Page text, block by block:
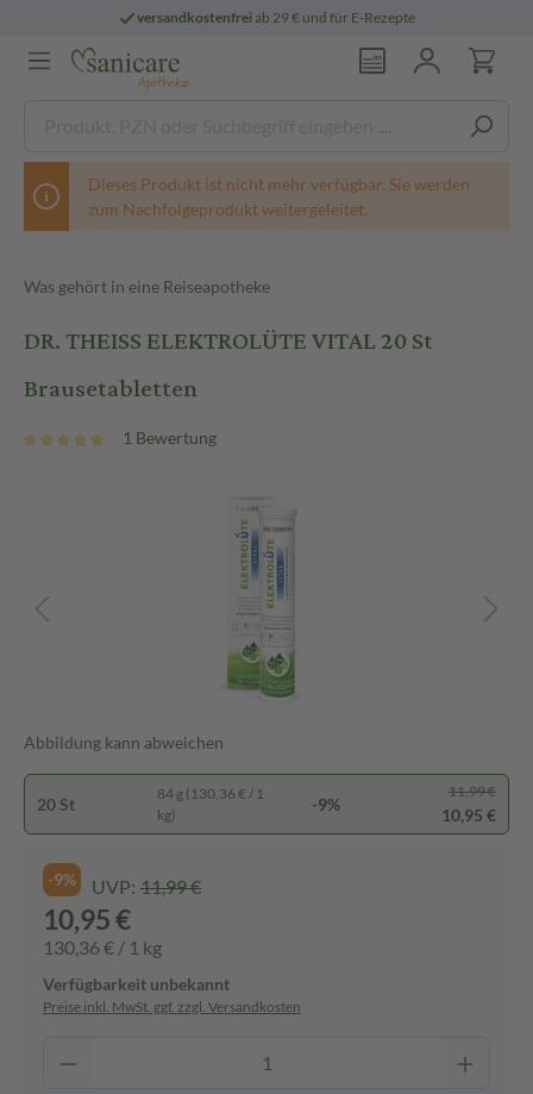
versandkostenfreiab 29 € und für E-Rezepte
Dieses Produkt ist nicht mehr verfügbar. Sie werden
zum Nachfolgeprodukt weitergeleitet.
Was gehört in eine Reiseapotheke
DR. THEISS ELEKTROLÜTE VITAL 20 St
Brausetabletten
1 Bewertung
Abbildung kann abweichen
20 St
84 g (130,36 € / 1
kg)
-9%
11,99 €
10,95 €
-9% UVP: 11,99 €
10,95 €
130,36 € / 1 kg
Verfügbarkeit unbekannt
Preise inkl. MwSt. ggf. zzgl. Versandkosten